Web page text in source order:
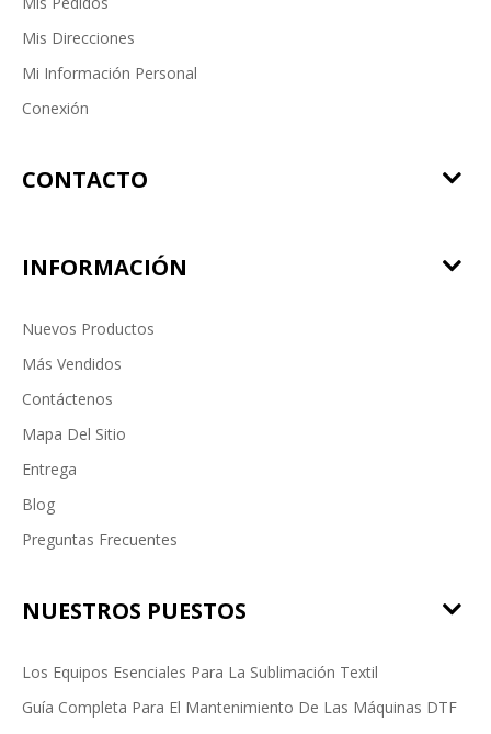
Mis Direcciones
Mi Información Personal
Conexión
CONTACTO
INFORMACIÓN
Nuevos Productos
Más Vendidos
Contáctenos
Mapa Del Sitio
Entrega
Blog
Preguntas Frecuentes
NUESTROS PUESTOS
Los Equipos Esenciales Para La Sublimación Textil
Guía Completa Para El Mantenimiento De Las Máquinas DTF